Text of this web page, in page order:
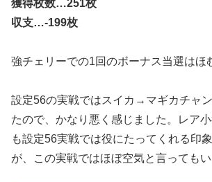
獲得枚数…251枚
収支…-199枚
強チェリーでの1回のボーナス当選はほ
設定56の実戦ではスイカ→マギカチャ
たので、かなり悪く感じました。レア
も設定56実戦では役にたってくれる印
が、この実戦ではほぼ空気と言ってもい